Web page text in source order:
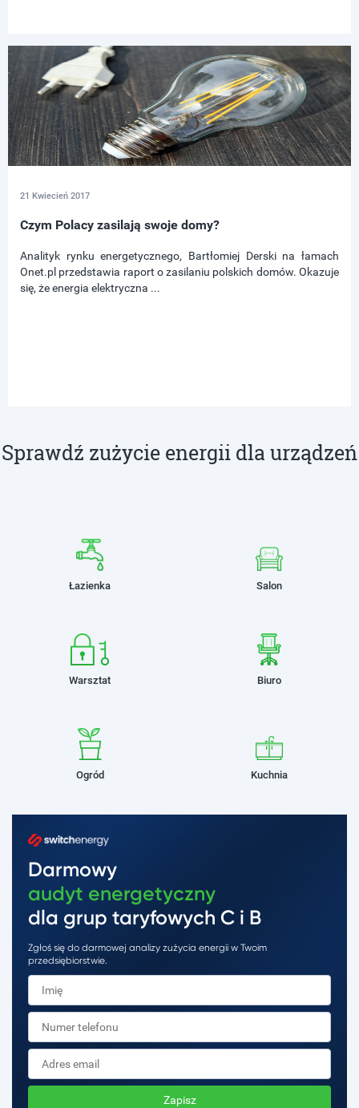
21 Kwiecień 2017
Czym Polacy zasilają swoje domy?
Analityk rynku energetycznego, Bartłomiej Derski na łamach
Onet.pl przedstawia raport o zasilaniu polskich domów. Okazuje
się, że energia elektryczna ...
Sprawdź zużycie energii dla urządzeń
Łazienka Salon
Warsztat Biuro
Ogród Kuchnia
Darmowy
audyt energetyczny
dla grup taryfowych C i B
Zgłoś się do darmowej analizy zużycia energii w Twoim
przedsiębiorstwie.
Zapisz